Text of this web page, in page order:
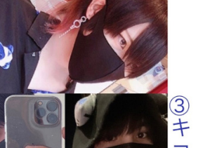
の最前線
ネットの話題